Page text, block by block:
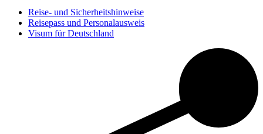
Reise- und Sicherheitshinweise
Reisepass und Personalausweis
Visum für Deutschland